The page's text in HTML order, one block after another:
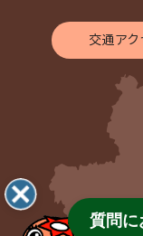
交通アク
質問に